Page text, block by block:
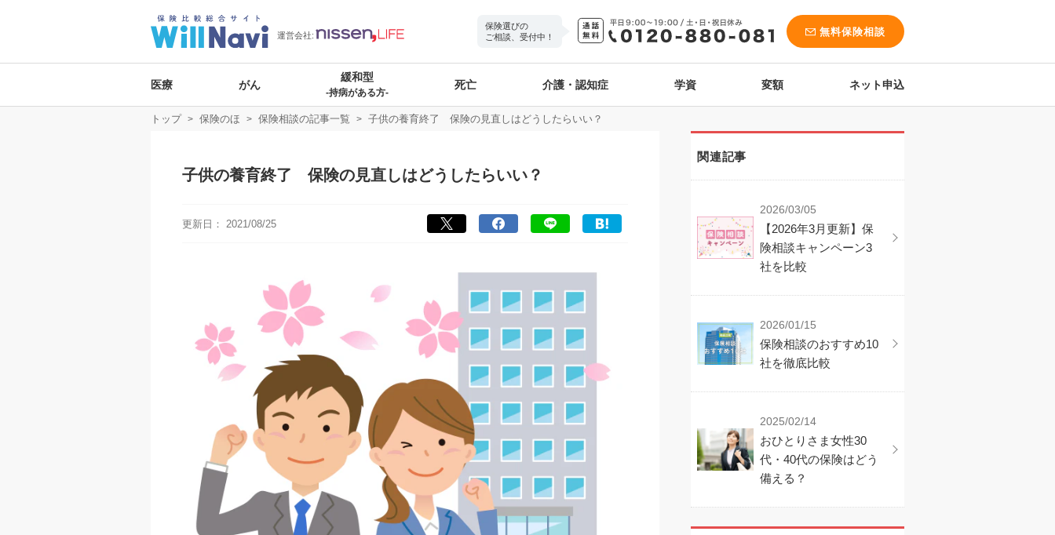
運営会社:
保険選びの
ご相談、受付中！
無料保険相談
医療 がん
緩和型
-持病がある方-
死亡 介護・認知症 学資 変額 ネット申込
トップ 保険のほ 保険相談の記事一覧 子供の養育終了 保険の見直しはどうしたらいい？
子供の養育終了 保険の見直しはどうしたらいい？
更新日： 2021/08/25
関連記事
2026/03/05
【2026年3月更新】保
険相談キャンペーン3
社を比較
2026/01/15
保険相談のおすすめ10
社を徹底比較
2025/02/14
おひとりさま女性30
代・40代の保険はどう
備える？